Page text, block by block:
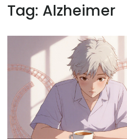
Tag: Alzheimer